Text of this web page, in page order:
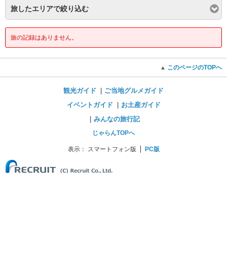
旅したエリアで絞り込む
旅の記録はありません。
このページのTOPへ
観光ガイド
ご当地グルメガイド
イベントガイド
お土産ガイド
みんなの旅行記
じゃらんTOPへ
表示： スマートフォン版 PC版